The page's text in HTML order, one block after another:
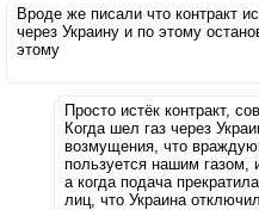
Вроде же писали что контракт
через Украину и по этому
этому
Просто истёк контракт,
Когда шел газ через
возмущения, что
пользуется нашим газом,
а когда подача
лиц, что Украина